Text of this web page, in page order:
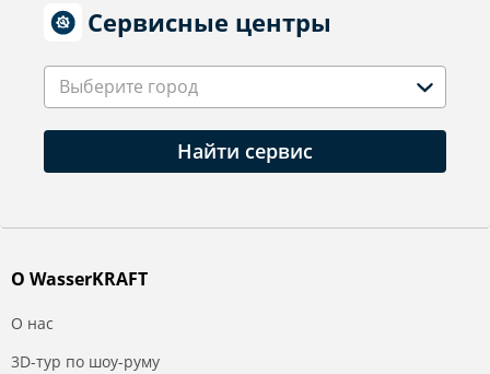
Сервисные центры
Выберите город
Найти сервис
О WasserKRAFT
О нас
3D-тур по шоу-руму